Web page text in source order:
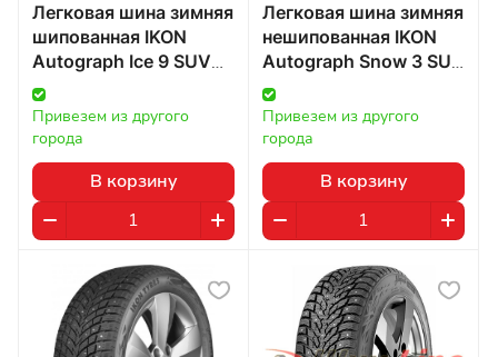
Легковая шина зимняя
шипованная IKON
Autograph Ice 9 SUV
285/50 R20 116T в
Казахстане
Привезем из другого
города
В корзину
Легковая шина зимняя
нешипованная IKON
Autograph Snow 3 SUV
285/50 R20 116R в
Казахстане
Привезем из другого
города
В корзину